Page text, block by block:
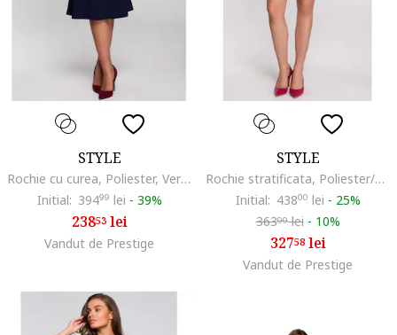
STYLE
Rochie cu curea, Poliester, Verde, Albastru
Initial: 39499 lei - 39%
23853lei
Vandut de Prestige
STYLE
Rochie stratificata, Poliester/Elastan
Initial: 43800 lei - 25%
36399lei - 10%
32758lei
Vandut de Prestige